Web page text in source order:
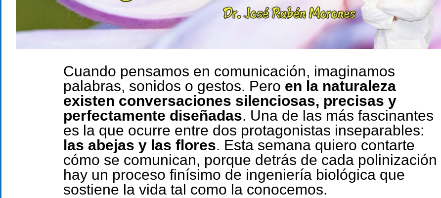
Cuando pensamos en comunicación, imaginamos
palabras, sonidos o gestos. Pero en la naturaleza
existen conversaciones silenciosas, precisas y
perfectamente diseñadas. Una de las más fascinantes
es la que ocurre entre dos protagonistas inseparables:
las abejas y las flores. Esta semana quiero contarte
cómo se comunican, porque detrás de cada polinización
hay un proceso finísimo de ingeniería biológica que
sostiene la vida tal como la conocemos.